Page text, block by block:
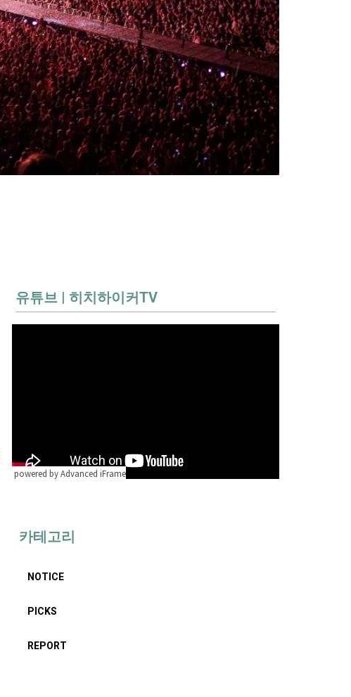
유튜브 | 히치하이커TV
powered by Advanced iFrame
카테고리
NOTICE
PICKS
REPORT